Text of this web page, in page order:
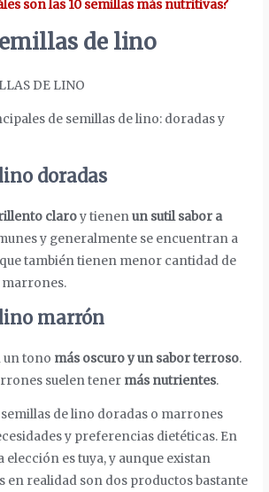
son las 10 semillas más nutritivas?
de lino
de semillas de lino: doradas y
doradas
claroy tienenun sutil sabor a
y generalmente se encuentran a
también tienen menor cantidad de
marrones.
marrón
un tono más oscuro y un sabor terroso.
suelen tener más nutrientes.
de lino doradas o marrones
y preferencias dietéticas. En
elección es tuya, y aunque existan
en realidad son dos productos bastante